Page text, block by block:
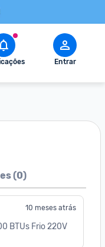
Entrar
(0)
10 meses atrás
BTUs Frio 220V